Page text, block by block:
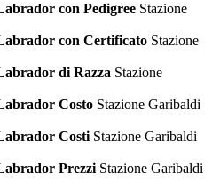
con Pedigree Stazione
con Certificato Stazione
di Razza Stazione
Costo Stazione Garibaldi
Costi Stazione Garibaldi
Prezzi Stazione Garibaldi